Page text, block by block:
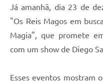
Já amanhã, dia 23 de
"Os Reis Magos em
Magia", que promete
com um show de Diego
Esses eventos mostram